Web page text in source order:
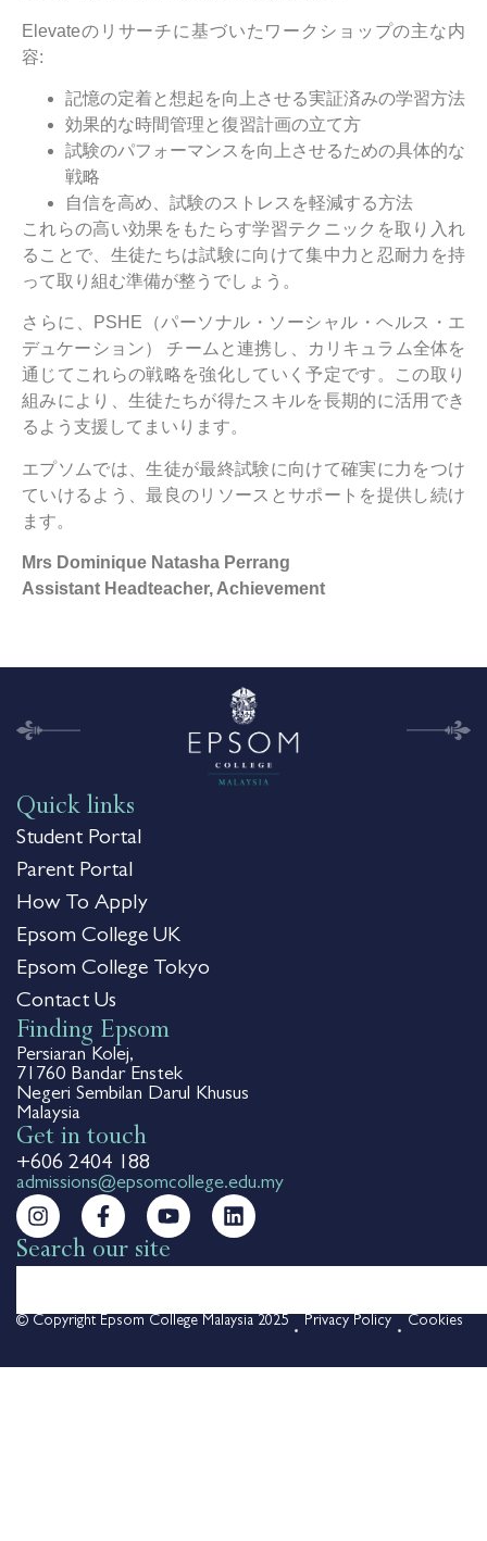
Elevateのリサーチに基づいたワークショップの主な内
容:
記憶の定着と想起を向上させる実証済みの学習方法
効果的な時間管理と復習計画の立て方
試験のパフォーマンスを向上させるための具体的な
戦略
自信を高め、試験のストレスを軽減する方法
これらの高い効果をもたらす学習テクニックを取り入れ
ることで、生徒たちは試験に向けて集中力と忍耐力を持
って取り組む準備が整うでしょう。
さらに、PSHE（パーソナル・ソーシャル・ヘルス・エ
デュケーション） チームと連携し、カリキュラム全体を
通じてこれらの戦略を強化していく予定です。この取り
組みにより、生徒たちが得たスキルを長期的に活用でき
るよう支援してまいります。
エプソムでは、生徒が最終試験に向けて確実に力をつけ
ていけるよう、最良のリソースとサポートを提供し続け
ます。
Mrs Dominique Natasha Perrang
Assistant Headteacher, Achievement
Quick links
Student Portal
Parent Portal
How To Apply
Epsom College UK
Epsom College Tokyo
Contact Us
Finding Epsom
Persiaran Kolej,
71760 Bandar Enstek
Negeri Sembilan Darul Khusus
Malaysia
Get in touch
+606 2404 188
admissions@epsomcollege.edu.my
Search our site
© Copyright Epsom College Malaysia 2025 Privacy Policy Cookies